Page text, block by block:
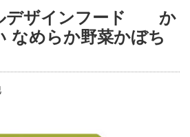
デザインフード か
なめらか野菜かぼち